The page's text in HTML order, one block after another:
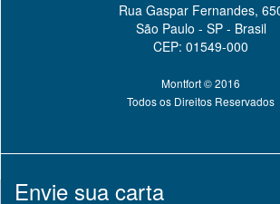
Rua Gaspar Fernandes,
São Paulo - SP - Brasil
CEP: 01549-000
Montfort © 2016
Todos os Direitos Reservados
Envie sua carta